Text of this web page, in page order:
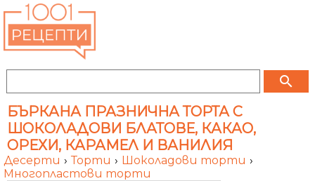
search
БЪРКАНА ПРАЗНИЧНА ТОРТА С
ШОКОЛАДОВИ БЛАТОВЕ, КАКАО,
ОРЕХИ, КАРАМЕЛ И ВАНИЛИЯ
Десерти › Торти › Шоколадови торти ›
Многопластови торти